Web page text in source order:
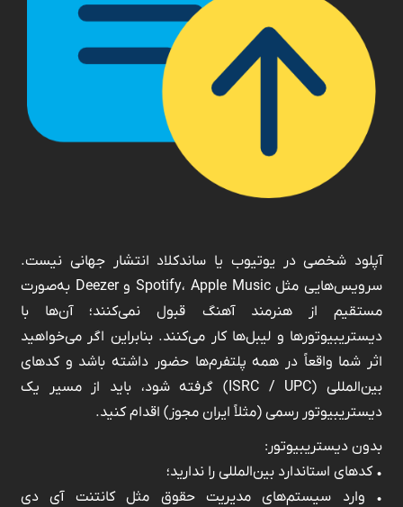
آپلود شخصی در یوتیوب یا ساندکلاد انتشار جهانی نیست.
سرویس‌هایی مثل Spotify، Apple Music و Deezer به‌صورت
مستقیم از هنرمند آهنگ قبول نمی‌کنند؛ آن‌ها با
دیستریبیوتورها و لیبل‌ها کار می‌کنند. بنابراین اگر می‌خواهید
اثر شما واقعاً در همه پلتفرم‌ها حضور داشته باشد و کدهای
بین‌المللی (ISRC / UPC) گرفته شود، باید از مسیر یک
دیستریبیوتور رسمی (مثلاً ایران مجوز) اقدام کنید.
بدون دیستریبیوتور:
• کدهای استاندارد بین‌المللی را ندارید؛
• وارد سیستم‌های مدیریت حقوق مثل کانتنت آی دی